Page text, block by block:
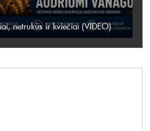
netrukus ir kviečiai (VIDEO)